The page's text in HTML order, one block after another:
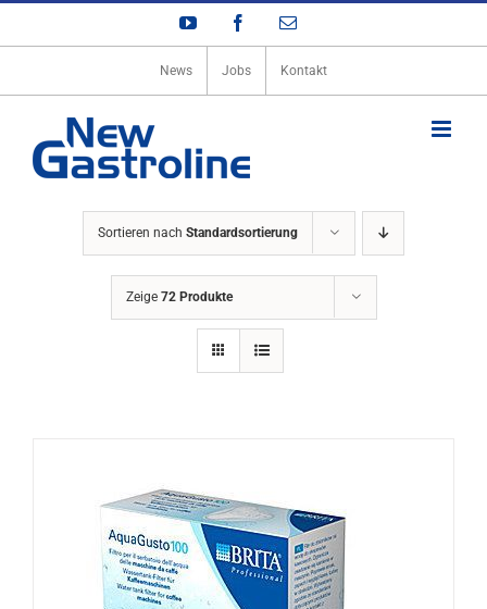
Zum
YouTube Facebook
E-
News Jobs Kontakt
Sortieren nach Standardsortierung
Zeige 72 Produkte